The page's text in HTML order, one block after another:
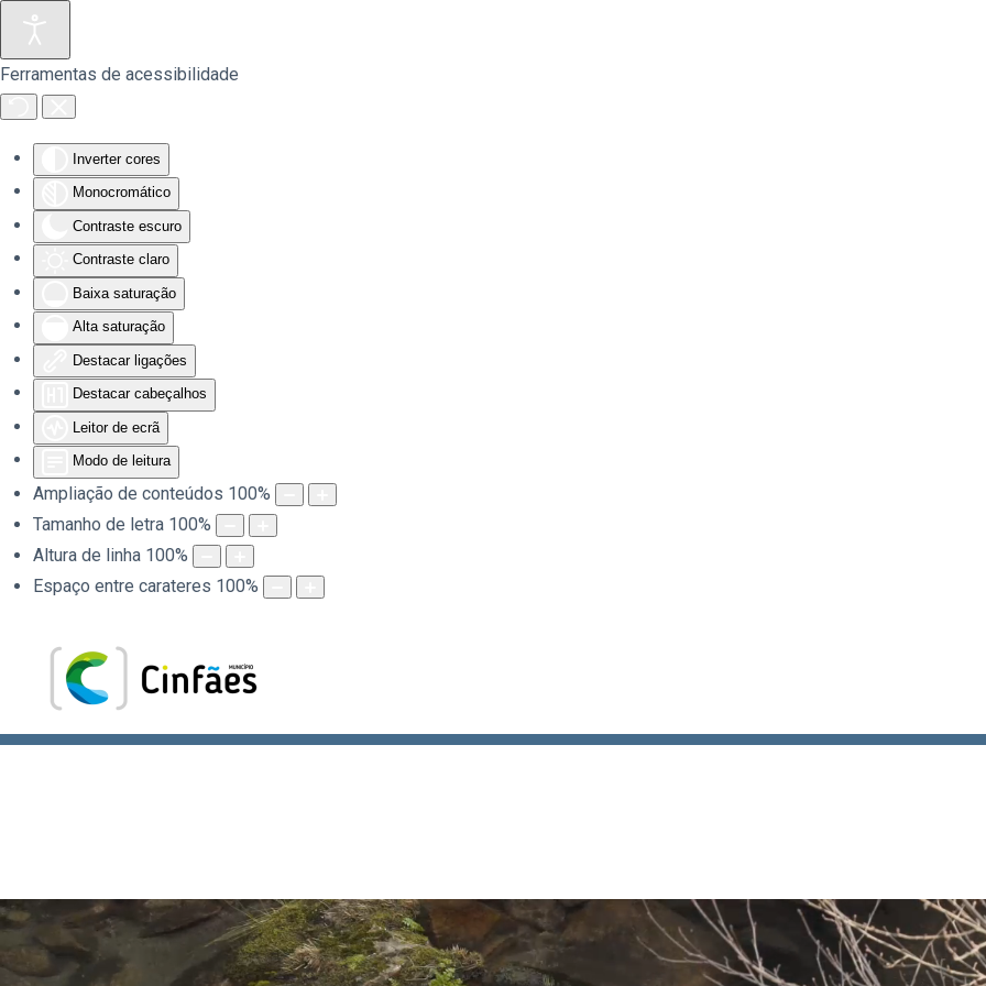
Ferramentas de acessibilidade
Inverter cores
Monocromático
Contraste escuro
Contraste claro
Baixa saturação
Alta saturação
Destacar ligações
Destacar cabeçalhos
Leitor de ecrã
Modo de leitura
Ampliação de conteúdos 100%
Tamanho de letra 100%
Altura de linha 100%
Espaço entre carateres 100%
Saltar para o conteúdo principal
.